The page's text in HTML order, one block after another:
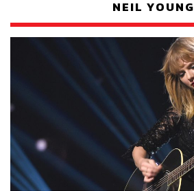
NEIL YOUNG